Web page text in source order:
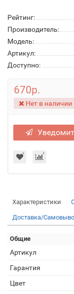
Рейтинг:
Производитель:
Модель:
Артикул:
Доступно:
670р.
Нет в наличии
Характеристики
Доставка/
Общие
Артикул
Гарантия
Цвет